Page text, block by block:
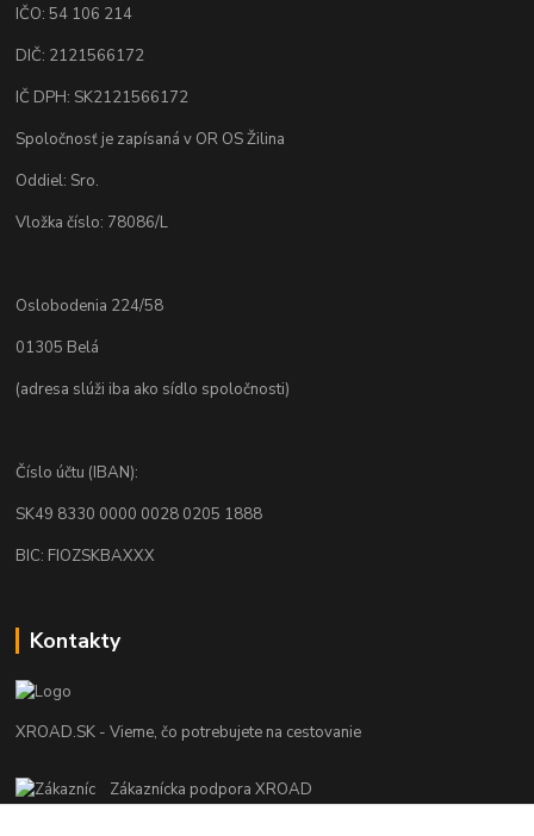
IČO: 54 106 214
DIČ: 2121566172
IČ DPH: SK2121566172
Spoločnosť je zapísaná v OR OS Žilina
Oddiel: Sro.
Vložka číslo: 78086/L
Oslobodenia 224/58
01305 Belá
(adresa slúži iba ako sídlo spoločnosti)
Číslo účtu (IBAN):
SK49 8330 0000 0028 0205 1888
BIC: FIOZSKBAXXX
Kontakty
XROAD.SK - Vieme, čo potrebujete na cestovanie
Zákaznícka podpora XROAD
+421 948 013 566